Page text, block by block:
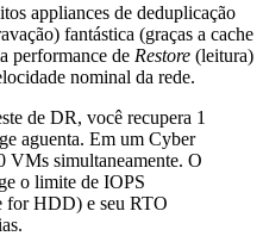
appliances de deduplicação
fantástica (graças a cache
performance de Restore (leitura)
nominal da rede.
de DR, você recupera 1
aguenta. Em um Cyber
VMs simultaneamente. O
o limite de IOPS
for HDD) e seu RTO